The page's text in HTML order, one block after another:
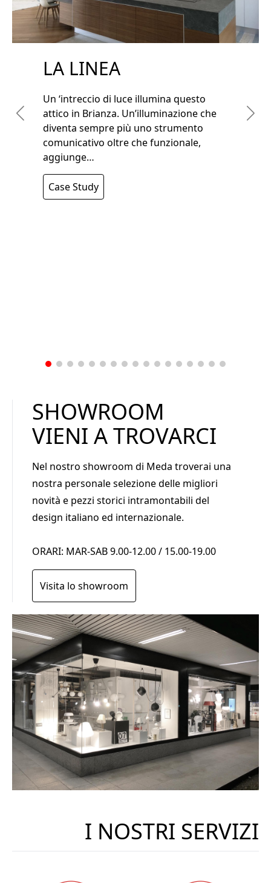
LA LINEA
Un ‘intreccio di luce illumina questo
attico in Brianza. Un’illuminazione che
diventa sempre più uno strumento
comunicativo oltre che funzionale,
aggiunge…
Case Study
SHOWROOM
VIENI A TROVARCI
Nel nostro showroom di Meda troverai una
nostra personale selezione delle migliori
novità e pezzi storici intramontabili del
design italiano ed internazionale.
ORARI: MAR-SAB 9.00-12.00 / 15.00-19.00
Visita lo showroom
I NOSTRI SERVIZI